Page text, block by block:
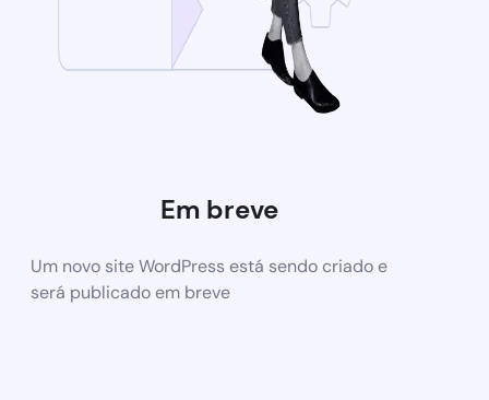
Em breve
Um novo site WordPress está sendo criado e
será publicado em breve